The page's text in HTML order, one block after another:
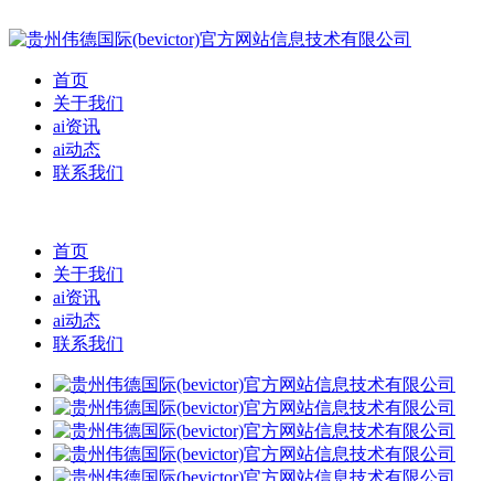
首页
关于我们
ai资讯
ai动态
联系我们
首页
关于我们
ai资讯
ai动态
联系我们